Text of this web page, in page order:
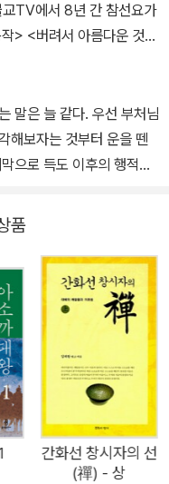
TV에서 8년 간 참선요가
!> 비디오 참선
동작 (2004), 불교TV제
불교TV제작 YouTu
말은 늘 같다. 우선 부처님
해보자는 것부터 운을 뗀
으로 득도 이후의 행적에
품
간화선 창시자의 선
(禪) - 상